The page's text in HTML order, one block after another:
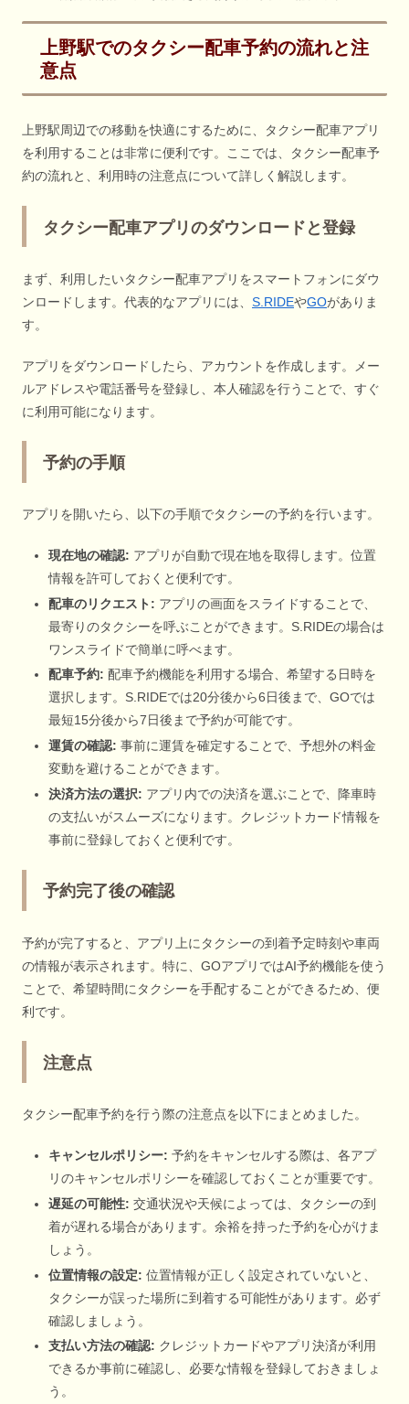
上野駅でのタクシー配車予約の流れと注
意点
上野駅周辺での移動を快適にするために、タクシー配車アプリ
を利用することは非常に便利です。ここでは、タクシー配車予
約の流れと、利用時の注意点について詳しく解説します。
タクシー配車アプリのダウンロードと登録
まず、利用したいタクシー配車アプリをスマートフォンにダウ
ンロードします。代表的なアプリには、 S.RIDEやGOがありま
す。
アプリをダウンロードしたら、アカウントを作成します。メー
ルアドレスや電話番号を登録し、本人確認を行うことで、すぐ
に利用可能になります。
予約の手順
アプリを開いたら、以下の手順でタクシーの予約を行います。
現在地の確認: アプリが自動で現在地を取得します。位置
情報を許可しておくと便利です。
配車のリクエスト: アプリの画面をスライドすることで、
最寄りのタクシーを呼ぶことができます。S.RIDEの場合は
ワンスライドで簡単に呼べます。
配車予約: 配車予約機能を利用する場合、希望する日時を
選択します。S.RIDEでは20分後から6日後まで、GOでは
最短15分後から7日後まで予約が可能です。
運賃の確認: 事前に運賃を確定することで、予想外の料金
変動を避けることができます。
決済方法の選択: アプリ内での決済を選ぶことで、降車時
の支払いがスムーズになります。クレジットカード情報を
事前に登録しておくと便利です。
予約完了後の確認
予約が完了すると、アプリ上にタクシーの到着予定時刻や車両
の情報が表示されます。特に、GOアプリではAI予約機能を使う
ことで、希望時間にタクシーを手配することができるため、便
利です。
注意点
タクシー配車予約を行う際の注意点を以下にまとめました。
キャンセルポリシー: 予約をキャンセルする際は、各アプ
リのキャンセルポリシーを確認しておくことが重要です。
遅延の可能性: 交通状況や天候によっては、タクシーの到
着が遅れる場合があります。余裕を持った予約を心がけま
しょう。
位置情報の設定: 位置情報が正しく設定されていないと、
タクシーが誤った場所に到着する可能性があります。必ず
確認しましょう。
支払い方法の確認: クレジットカードやアプリ決済が利用
できるか事前に確認し、必要な情報を登録しておきましょ
う。